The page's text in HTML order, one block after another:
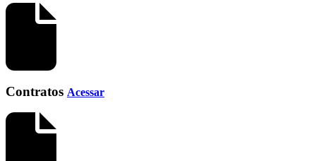
Contratos Acessar